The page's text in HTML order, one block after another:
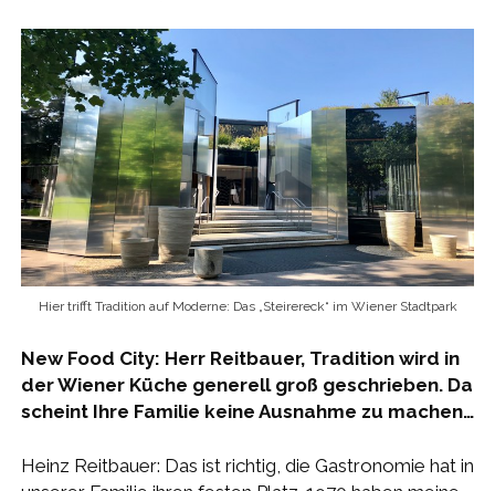
Hier trifft Tradition auf Moderne: Das „Steirereck“ im Wiener Stadtpark
New Food City: Herr Reitbauer, Tradition wird in
der Wiener Küche generell groß geschrieben. Da
scheint Ihre Familie keine Ausnahme zu machen…
Heinz Reitbauer: Das ist richtig, die Gastronomie hat in